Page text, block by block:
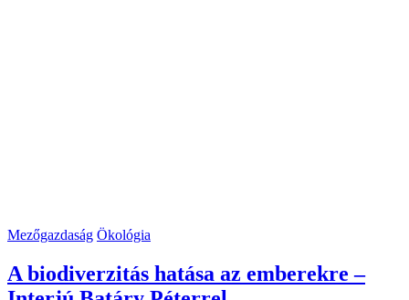
Mezőgazdaság Ökológia
A biodiverzitás hatása az emberekre –